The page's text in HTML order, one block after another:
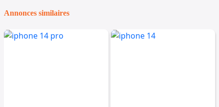
Annonces similaires